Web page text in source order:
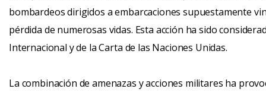
bombardeos dirigidos a embarcaciones supuestamente
pérdida de numerosas vidas. Esta acción ha sido
Internacional y de la Carta de las Naciones Unidas.
La combinación de amenazas y acciones militares ha